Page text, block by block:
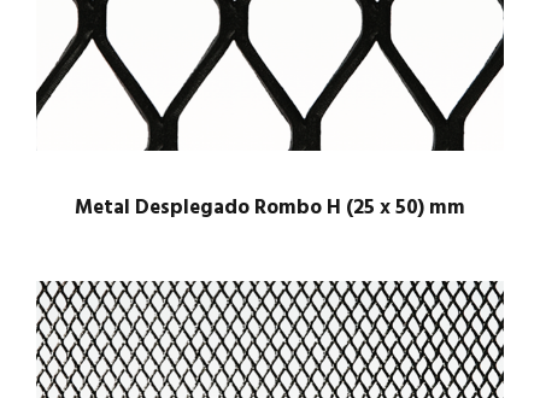
Metal Desplegado Rombo H (25 x 50) mm